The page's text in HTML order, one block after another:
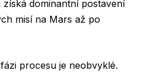
dominantní postavení
misí na Mars až po
procesu je neobvyklé.